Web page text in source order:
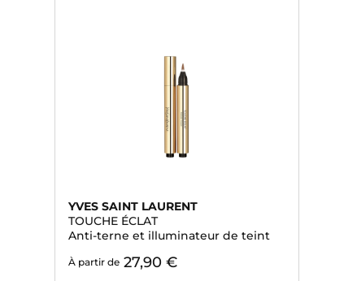
YVES SAINT LAURENT
TOUCHE ÉCLAT
Anti-terne et illuminateur de teint
À partir de 27,90 €